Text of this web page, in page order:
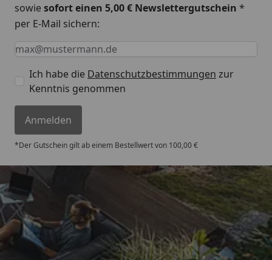
sowiesofort einen 5,00 € Newslettergutschein *
per E-Mail sichern:
Keine Eingabe erforderlich
Eingabe erforderlich
E-Mail *
Ich habe die Datenschutzbestimmungen zur
Kenntnis genommen
Anmelden
*Der Gutschein gilt ab einem Bestellwert von 100,00 €
Trusted Shops
4,67/ 5